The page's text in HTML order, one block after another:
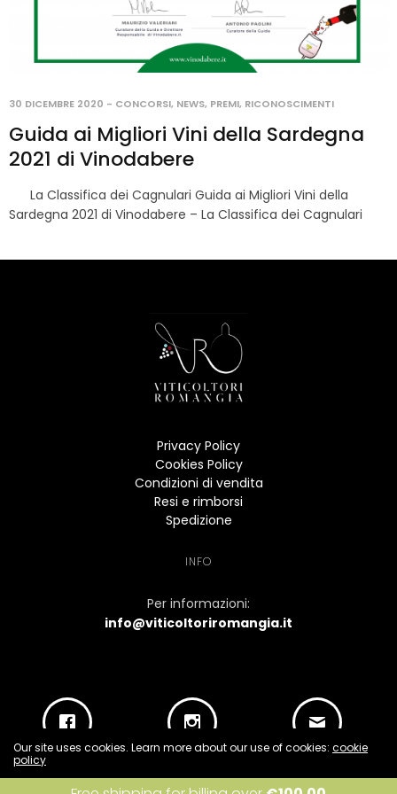
30 DICEMBRE 2020 - CONCORSI, NEWS, PREMI, RICONOSCIMENTI
Guida ai Migliori Vini della Sardegna
2021 di Vinodabere
La Classifica dei Cagnulari Guida ai Migliori Vini della
Sardegna 2021 di Vinodabere – La Classifica dei Cagnulari
Privacy Policy
Cookies Policy
Condizioni di vendita
Resi e rimborsi
Spedizione
INFO
Per informazioni:
info@viticoltoriromangia.it
Our site uses cookies. Learn more about our use of cookies: cookie
policy
I accept